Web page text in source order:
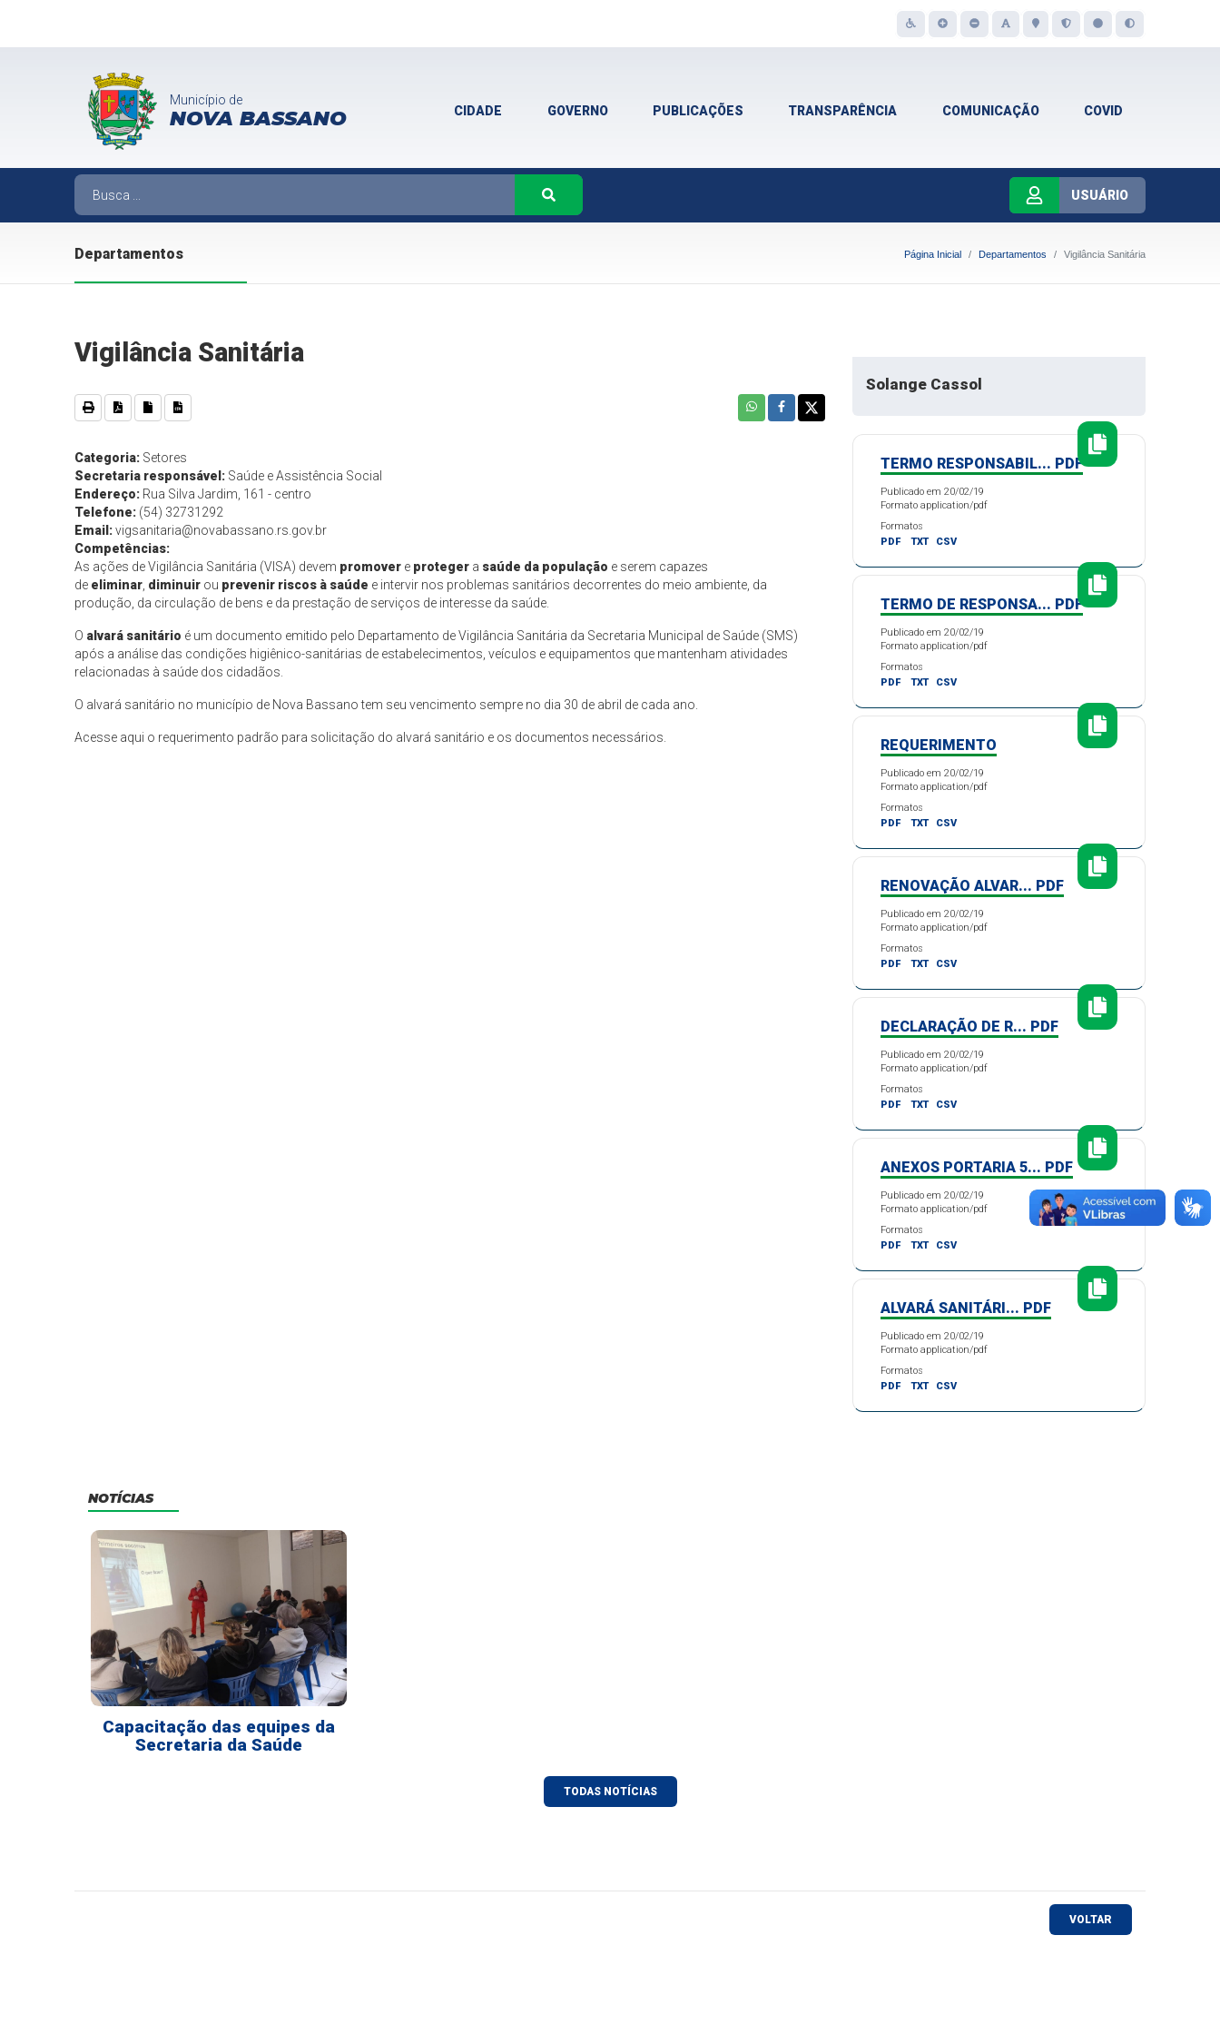
Município de
NOVA BASSANO CIDADE GOVERNO PUBLICAÇÕES TRANSPARÊNCIA COMUNICAÇÃO COVID
USUÁRIO
Departamentos Página Inicial Departamentos Vigilância Sanitária
Vigilância Sanitária
Categoria: Setores
Secretaria responsável: Saúde e Assistência Social
Endereço: Rua Silva Jardim, 161 - centro
Telefone: (54) 32731292
Email: vigsanitaria@novabassano.rs.gov.br
Competências:
As ações de Vigilância Sanitária (VISA) devem promover e proteger a saúde da população e serem capazes
de eliminar diminuir ou prevenir riscos à saúde e intervir nos problemas sanitários decorrentes do meio ambiente, da
produção, da circulação de bens e da prestação de serviços de interesse da saúde.
O alvará sanitário é um documento emitido pelo Departamento de Vigilância Sanitária da Secretaria Municipal de Saúde (SMS)
após a análise das condições higiênico-sanitárias de estabelecimentos, veículos e equipamentos que mantenham atividades
relacionadas à saúde dos cidadãos.
O alvará sanitário no município de Nova Bassano tem seu vencimento sempre no dia 30 de abril de cada ano.
Acesse aqui o requerimento padrão para solicitação do alvará sanitário e os documentos necessários.
Solange Cassol
TERMO RESPONSABIL... PDF
Publicado em 20/02/19
Formato application/pdf
Formatos
PDF
TXT CSV
TERMO DE RESPONSA... PDF
Publicado em 20/02/19
Formato application/pdf
Formatos
PDF
TXT CSV
REQUERIMENTO
Publicado em 20/02/19
Formato application/pdf
Formatos
PDF
TXT CSV
RENOVAÇÃO ALVAR... PDF
Publicado em 20/02/19
Formato application/pdf
Formatos
PDF
TXT CSV
DECLARAÇÃO DE R... PDF
Publicado em 20/02/19
Formato application/pdf
Formatos
PDF
TXT CSV
ANEXOS PORTARIA 5... PDF
Publicado em 20/02/19
Formato application/pdf
Formatos
PDF
TXT CSV
ALVARÁ SANITÁRI... PDF
Publicado em 20/02/19
Formato application/pdf
Formatos
PDF
TXT CSV
NOTÍCIAS
Capacitação das equipes da
Secretaria da Saúde
TODAS NOTÍCIAS
VOLTAR